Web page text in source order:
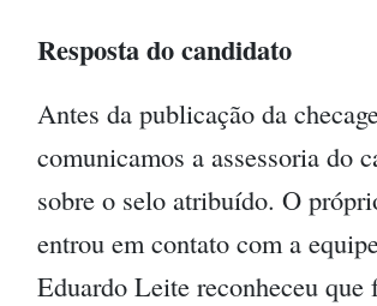
Resposta do candidato
Antes da publicação da
comunicamos a assessoria do
sobre o selo atribuído. O
entrou em contato com a
Eduardo Leite reconheceu que